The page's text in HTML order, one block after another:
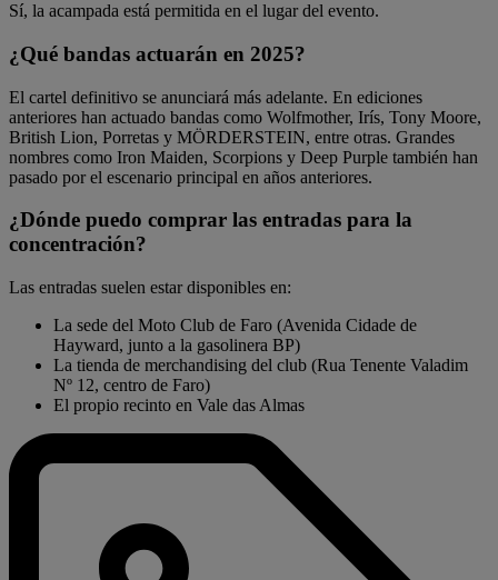
Sí, la acampada está permitida en el lugar del evento.
¿Qué bandas actuarán en 2025?
El cartel definitivo se anunciará más adelante. En ediciones
anteriores han actuado bandas como Wolfmother, Irís, Tony Moore,
British Lion, Porretas y MÖRDERSTEIN, entre otras. Grandes
nombres como Iron Maiden, Scorpions y Deep Purple también han
pasado por el escenario principal en años anteriores.
¿Dónde puedo comprar las entradas para la
concentración?
Las entradas suelen estar disponibles en:
La sede del Moto Club de Faro (Avenida Cidade de
Hayward, junto a la gasolinera BP)
La tienda de merchandising del club (Rua Tenente Valadim
Nº 12, centro de Faro)
El propio recinto en Vale das Almas